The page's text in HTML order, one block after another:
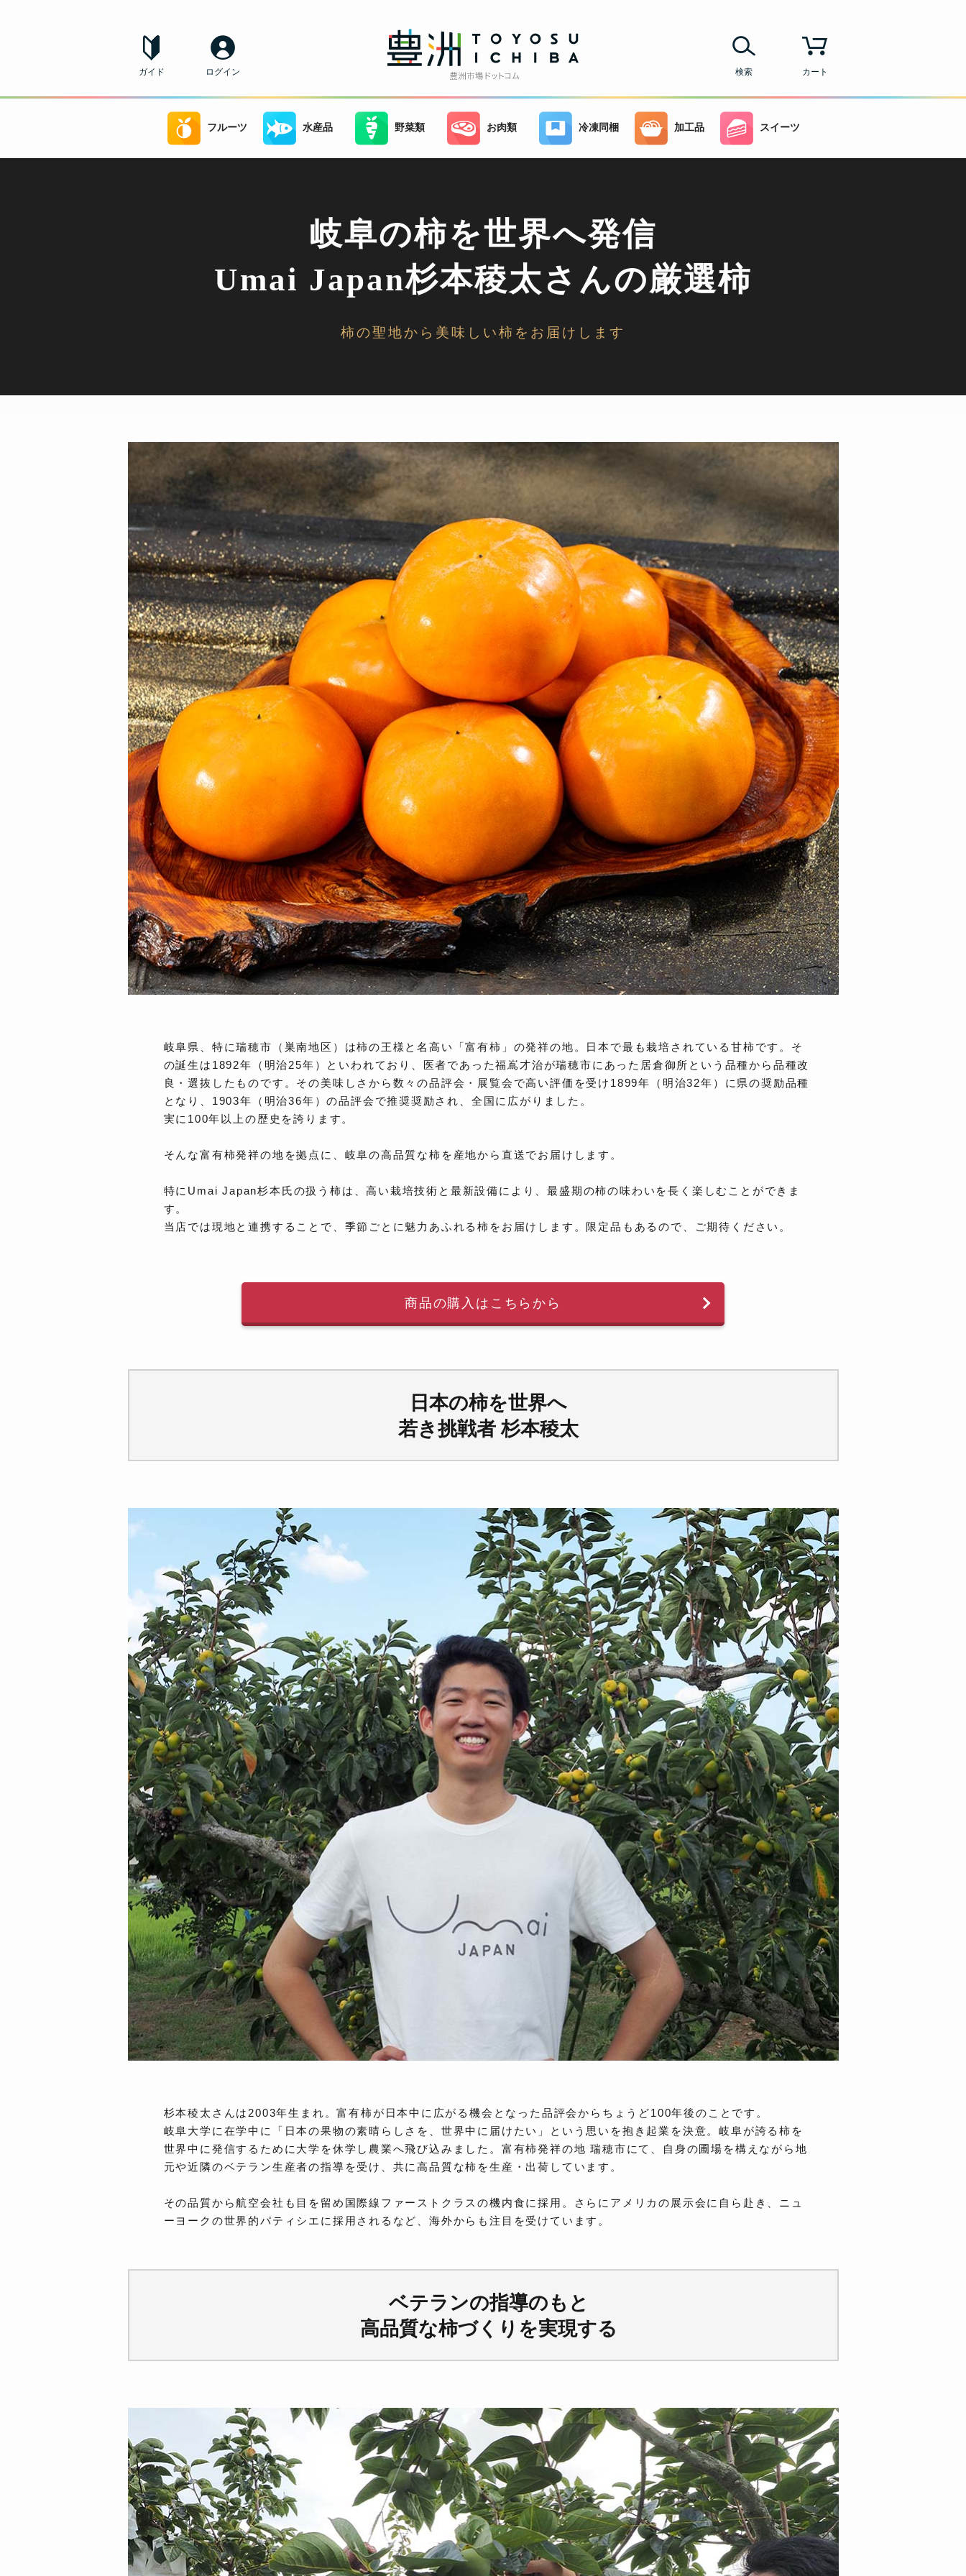
ガイド ログイン カート
検索
フルーツ 水産品 野菜類 お肉類 冷凍同梱 加工品 スイーツ
岐阜の柿を世界へ発信
Umai Japan杉本稜太さんの厳選柿
柿の聖地から美味しい柿をお届けします
岐阜県、特に瑞穂市（巣南地区）は柿の王様と名高い「富有柿」の発祥の地。日本で最も栽培されている甘柿です。そ
の誕生は1892年（明治25年）といわれており、医者であった福嶌才治が瑞穂市にあった居倉御所という品種から品種改
良・選抜したものです。その美味しさから数々の品評会・展覧会で高い評価を受け1899年（明治32年）に県の奨励品種
となり、1903年（明治36年）の品評会で推奨奨励され、全国に広がりました。
実に100年以上の歴史を誇ります。
そんな富有柿発祥の地を拠点に、岐阜の高品質な柿を産地から直送でお届けします。
特にUmai Japan杉本氏の扱う柿は、高い栽培技術と最新設備により、最盛期の柿の味わいを長く楽しむことができま
す。
当店では現地と連携することで、季節ごとに魅力あふれる柿をお届けします。限定品もあるので、ご期待ください。
商品の購入はこちらから
日本の柿を世界へ
若き挑戦者 杉本稜太
杉本稜太さんは2003年生まれ。富有柿が日本中に広がる機会となった品評会からちょうど100年後のことです。
岐阜大学に在学中に「日本の果物の素晴らしさを、世界中に届けたい」という思いを抱き起業を決意。岐阜が誇る柿を
世界中に発信するために大学を休学し農業へ飛び込みました。富有柿発祥の地 瑞穂市にて、自身の圃場を構えながら地
元や近隣のベテラン生産者の指導を受け、共に高品質な柿を生産・出荷しています。
その品質から航空会社も目を留め国際線ファーストクラスの機内食に採用。さらにアメリカの展示会に自ら赴き、ニュ
ーヨークの世界的パティシエに採用されるなど、海外からも注目を受けています。
ベテランの指導のもと
高品質な柿づくりを実現する